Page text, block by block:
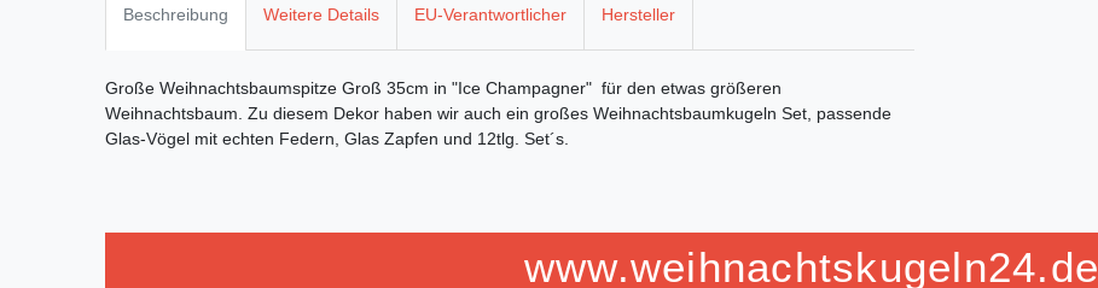
Beschreibung Weitere Details EU-Verantwortlicher Hersteller
Große Weihnachtsbaumspitze Groß 35cm in "Ice Champagner" für den etwas größeren
Weihnachtsbaum. Zu diesem Dekor haben wir auch ein großes Weihnachtsbaumkugeln Set, passende
Glas-Vögel mit echten Federn, Glas Zapfen und 12tlg. Set´s.
www.weihnachtskugeln24.de